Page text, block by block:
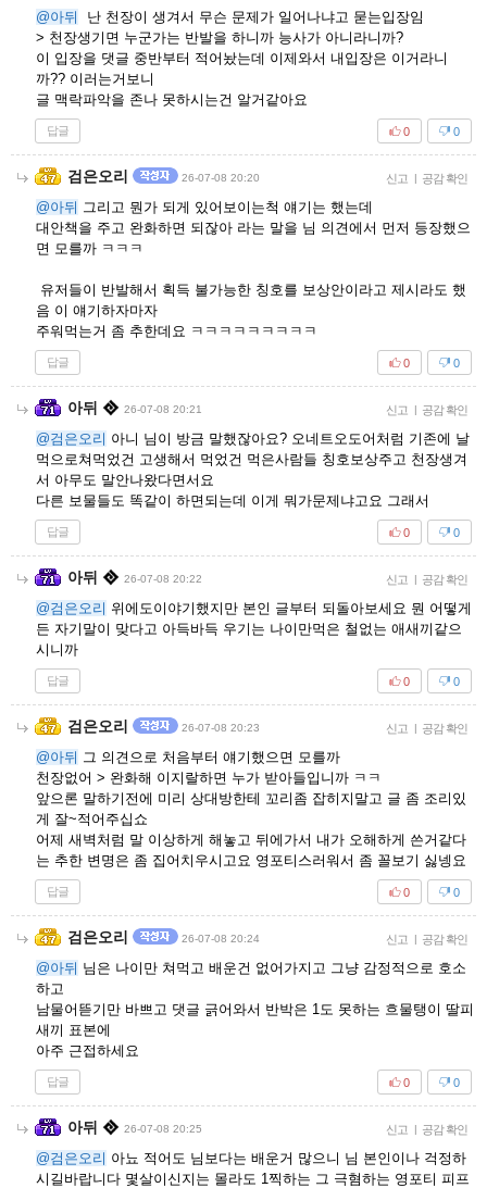
@아뒤
난 천장이 생겨서 무슨 문제가 일어나냐고 묻는입장임
> 천장생기면 누군가는 반발을 하니까 능사가 아니라니까?
이 입장을 댓글 중반부터 적어놨는데 이제와서 내입장은 이거라니
까?? 이러는거보니
글 맥락파악을 존나 못하시는건 알거같아요
답글 0
0
검은오리 26-07-08 20:20 신고 | 공감 확인
@아뒤 그리고 뭔가 되게 있어보이는척 얘기는 했는데
대안책을 주고 완화하면 되잖아 라는 말을 님 의견에서 먼저 등장했으
면 모를까 ㅋㅋㅋ
유저들이 반발해서 획득 불가능한 칭호를 보상안이라고 제시라도 했
음 이 얘기하자마자
주워먹는거 좀 추한데요 ㅋㅋㅋㅋㅋㅋㅋㅋㅋ
답글 0
0
아뒤 26-07-08 20:21 신고 | 공감 확인
@검은오리 아니 님이 방금 말했잖아요? 오네트오도어처럼 기존에 날
먹으로쳐먹었건 고생해서 먹었건 먹은사람들 칭호보상주고 천장생겨
서 아무도 말안나왔다면서요
다른 보물들도 똑같이 하면되는데 이게 뭐가문제냐고요 그래서
답글 0
0
아뒤 26-07-08 20:22 신고 | 공감 확인
@검은오리 위에도이야기했지만 본인 글부터 되돌아보세요 뭔 어떻게
든 자기말이 맞다고 아득바득 우기는 나이만먹은 철없는 애새끼같으
시니까
답글 0
0
검은오리 26-07-08 20:23 신고 | 공감 확인
@아뒤 그 의견으로 처음부터 얘기했으면 모를까
천장없어 > 완화해 이지랄하면 누가 받아들입니까 ㅋㅋ
앞으론 말하기전에 미리 상대방한테 꼬리좀 잡히지말고 글 좀 조리있
게 잘~적어주십쇼
어제 새벽처럼 말 이상하게 해놓고 뒤에가서 내가 오해하게 쓴거같다
는 추한 변명은 좀 집어치우시고요 영포티스러워서 좀 꼴보기 싫넹요
답글 0
0
검은오리 26-07-08 20:24 신고 | 공감 확인
@아뒤 님은 나이만 쳐먹고 배운건 없어가지고 그냥 감정적으로 호소
하고
남물어뜯기만 바쁘고 댓글 긁어와서 반박은 1도 못하는 흐물탱이 딸피
새끼 표본에
아주 근접하세요
답글 0
0
아뒤 26-07-08 20:25 신고 | 공감 확인
@검은오리 아뇨 적어도 님보다는 배운거 많으니 님 본인이나 걱정하
시길바랍니다 몇살이신지는 몰라도 1찍하는 그 극혐하는 영포티 피프